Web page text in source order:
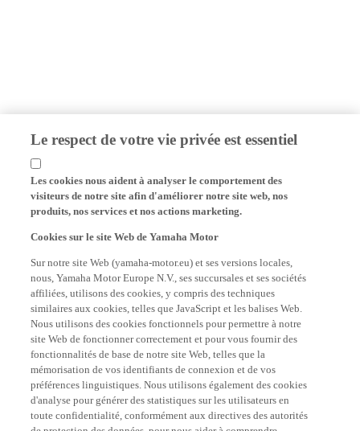
Le respect de votre vie privée est essentiel
Les cookies nous aident à analyser le comportement des
visiteurs de notre site afin d'améliorer notre site web, nos
produits, nos services et nos actions marketing.
nous, Yamaha Motor Europe N.V., ses succursales et ses sociétés
affiliées, utilisons des cookies, y compris des techniques
similaires aux cookies, telles que JavaScript et les balises Web.
Nous utilisons des cookies fonctionnels pour permettre à notre
site Web de fonctionner correctement et pour vous fournir des
fonctionnalités de base de notre site Web, telles que la
mémorisation de vos identifiants de connexion et de vos
préférences linguistiques. Nous utilisons également des cookies
d'analyse pour générer des statistiques sur les utilisateurs en
toute confidentialité, conformément aux directives des autorités
de protection des données, pour nous aider à comprendre